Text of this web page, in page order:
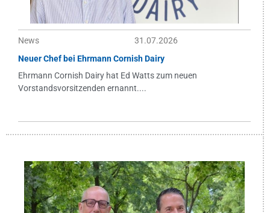
News
31.07.2026
Neuer Chef bei Ehrmann Cornish Dairy
Ehrmann Cornish Dairy hat Ed Watts zum neuen
Vorstandsvorsitzenden ernannt....